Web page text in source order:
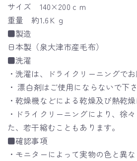
サイズ 140×200ｃｍ
重量 約1.6Ｋｇ
■製造
日本製（泉大津市産毛布）
■洗濯
・洗濯は、ドライクリーニングでお
・ 漂白剤はご使用にならないで下さ
・乾燥機などによる乾燥及び熱乾
・ドライクリーニングにより、徐
た、若干縮むこともあります。
■確認事項
・モニターによって実物の色と異